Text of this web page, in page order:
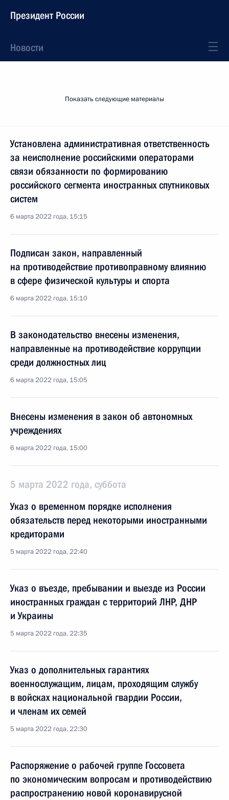
Президент России
Новости
Показать следующие материалы
Установлена административная ответственность
за неисполнение российскими операторами
связи обязанности по формированию
российского сегмента иностранных спутниковых
систем
6 марта 2022 года, 15:15
Подписан закон, направленный
на противодействие противоправному влиянию
в сфере физической культуры и спорта
6 марта 2022 года, 15:10
В законодательство внесены изменения,
направленные на противодействие коррупции
среди должностных лиц
6 марта 2022 года, 15:05
Внесены изменения в закон об автономных
учреждениях
6 марта 2022 года, 15:00
5 марта 2022 года, суббота
Указ о временном порядке исполнения
обязательств перед некоторыми иностранными
кредиторами
5 марта 2022 года, 22:40
Указ о въезде, пребывании и выезде из России
иностранных граждан с территорий ЛНР, ДНР
и Украины
5 марта 2022 года, 22:35
Указ о дополнительных гарантиях
военнослужащим, лицам, проходящим службу
в войсках национальной гвардии России,
и членам их семей
5 марта 2022 года, 22:30
Распоряжение о рабочей группе Госсовета
по экономическим вопросам и противодействию
распространению новой коронавирусной